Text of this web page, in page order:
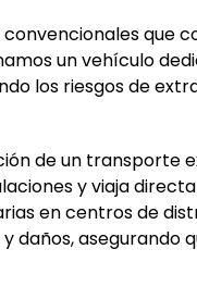
que
un vehículo
los riesgos de
de un transporte
y viaja
en centros de
daños, asegurando